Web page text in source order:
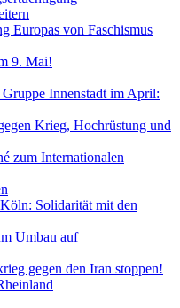
Europas von Faschismus
9. Mai!
Innenstadt im April:
Krieg, Hochrüstung und
zum Internationalen
Solidarität mit den
Umbau auf
gegen den Iran stoppen!